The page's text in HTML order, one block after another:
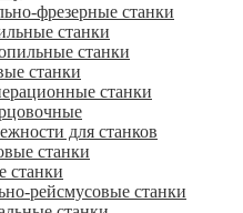
фрезерные станки
станки
станки
станки
станки
для станков
станки
станки
рейсмусовые станки